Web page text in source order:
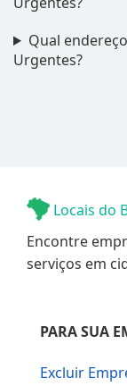
Qual
Urgentes?
Locais do
Encontre
serviços em
PARA SUA
Excluir